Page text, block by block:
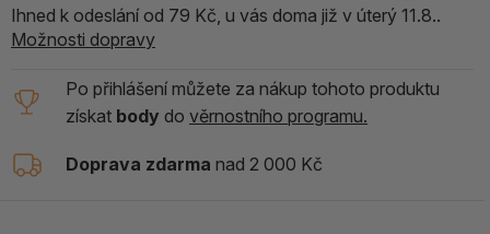
Ihned k odeslání od 79 Kč, u vás doma již v úterý 11.8..
Možnosti dopravy
Po přihlášení můžete za nákup tohoto produktu
získat body do věrnostního programu.
Doprava zdarma nad 2 000 Kč